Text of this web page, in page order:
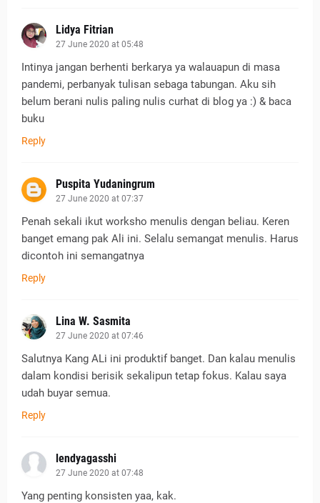
Lidya Fitrian
27 June 2020 at 05:48
Intinya jangan berhenti berkarya ya walauapun di masa
pandemi, perbanyak tulisan sebaga tabungan. Aku sih
belum berani nulis paling nulis curhat di blog ya :) & baca
buku
Reply
Puspita Yudaningrum
27 June 2020 at 07:37
Penah sekali ikut worksho menulis dengan beliau. Keren
banget emang pak Ali ini. Selalu semangat menulis. Harus
dicontoh ini semangatnya
Reply
Lina W. Sasmita
27 June 2020 at 07:46
Salutnya Kang ALi ini produktif banget. Dan kalau menulis
dalam kondisi berisik sekalipun tetap fokus. Kalau saya
udah buyar semua.
Reply
lendyagasshi
27 June 2020 at 07:48
Yang penting konsisten yaa, kak.